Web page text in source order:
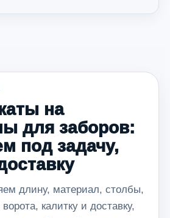
на
для заборов:
под задачу,
длину, материал, столбы,
калитку и доставку,